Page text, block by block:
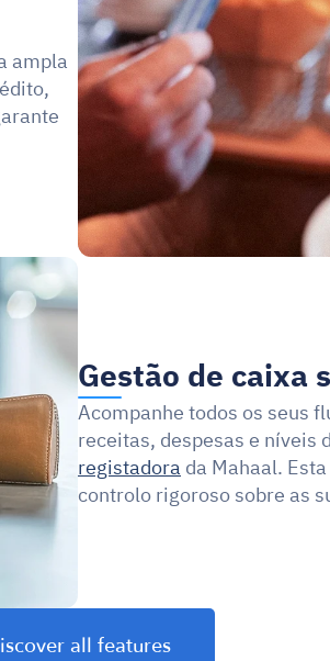
ampla
Gestão de caixa
Acompanhe todos os seus
receitas, despesas e níveis
registadora da Mahaal.
controlo rigoroso sobre as
all features